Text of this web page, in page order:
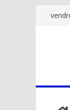
Passer